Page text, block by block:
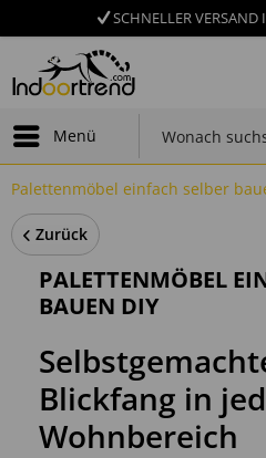
SCHNELLER
Menü
Palettenmöbel einfach selber
Zurück
PALETTENMÖBEL
BAUEN DIY
Blickfang in
Wohnbereich